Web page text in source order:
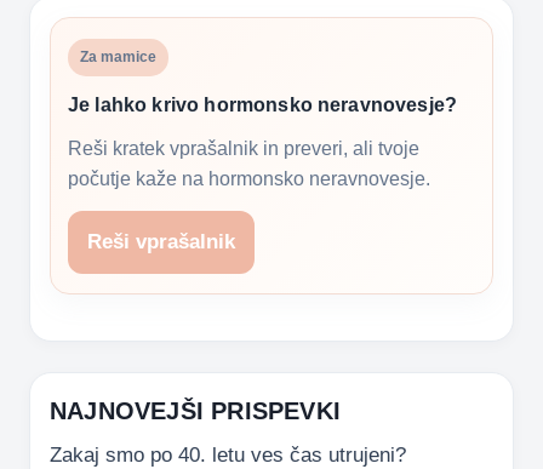
Za mamice
Je lahko krivo hormonsko neravnovesje?
Reši kratek vprašalnik in preveri, ali tvoje
počutje kaže na hormonsko neravnovesje.
Reši vprašalnik
NAJNOVEJŠI PRISPEVKI
Zakaj smo po 40. letu ves čas utrujeni?